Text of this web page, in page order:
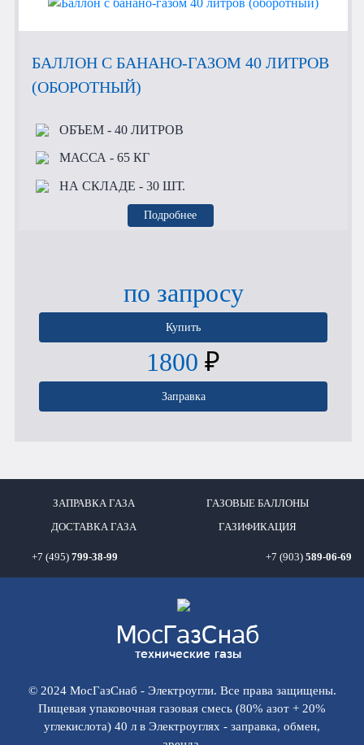
БАЛЛОН С БАНАНО-ГАЗОМ 40 ЛИТРОВ
(ОБОРОТНЫЙ)
ОБЪЕМ- 40 ЛИТРОВ
МАССА- 65 КГ
НА СКЛАДЕ - 30 ШТ.
Подробнее
по запросу
Купить
1800 ₽
Заправка
ЗАПРАВКА ГАЗА ГАЗОВЫЕ БАЛЛОНЫ
ДОСТАВКА ГАЗА ГАЗИФИКАЦИЯ
+7 (495) 799-38-99 +7 (903) 589-06-69
Мос ГазСнаб
технические газы
© 2024 МосГазСнаб - Электроугли. Все права защищены.
Пищевая упаковочная газовая смесь (80% азот + 20%
углекислота) 40 л в Электроуглях - заправка, обмен,